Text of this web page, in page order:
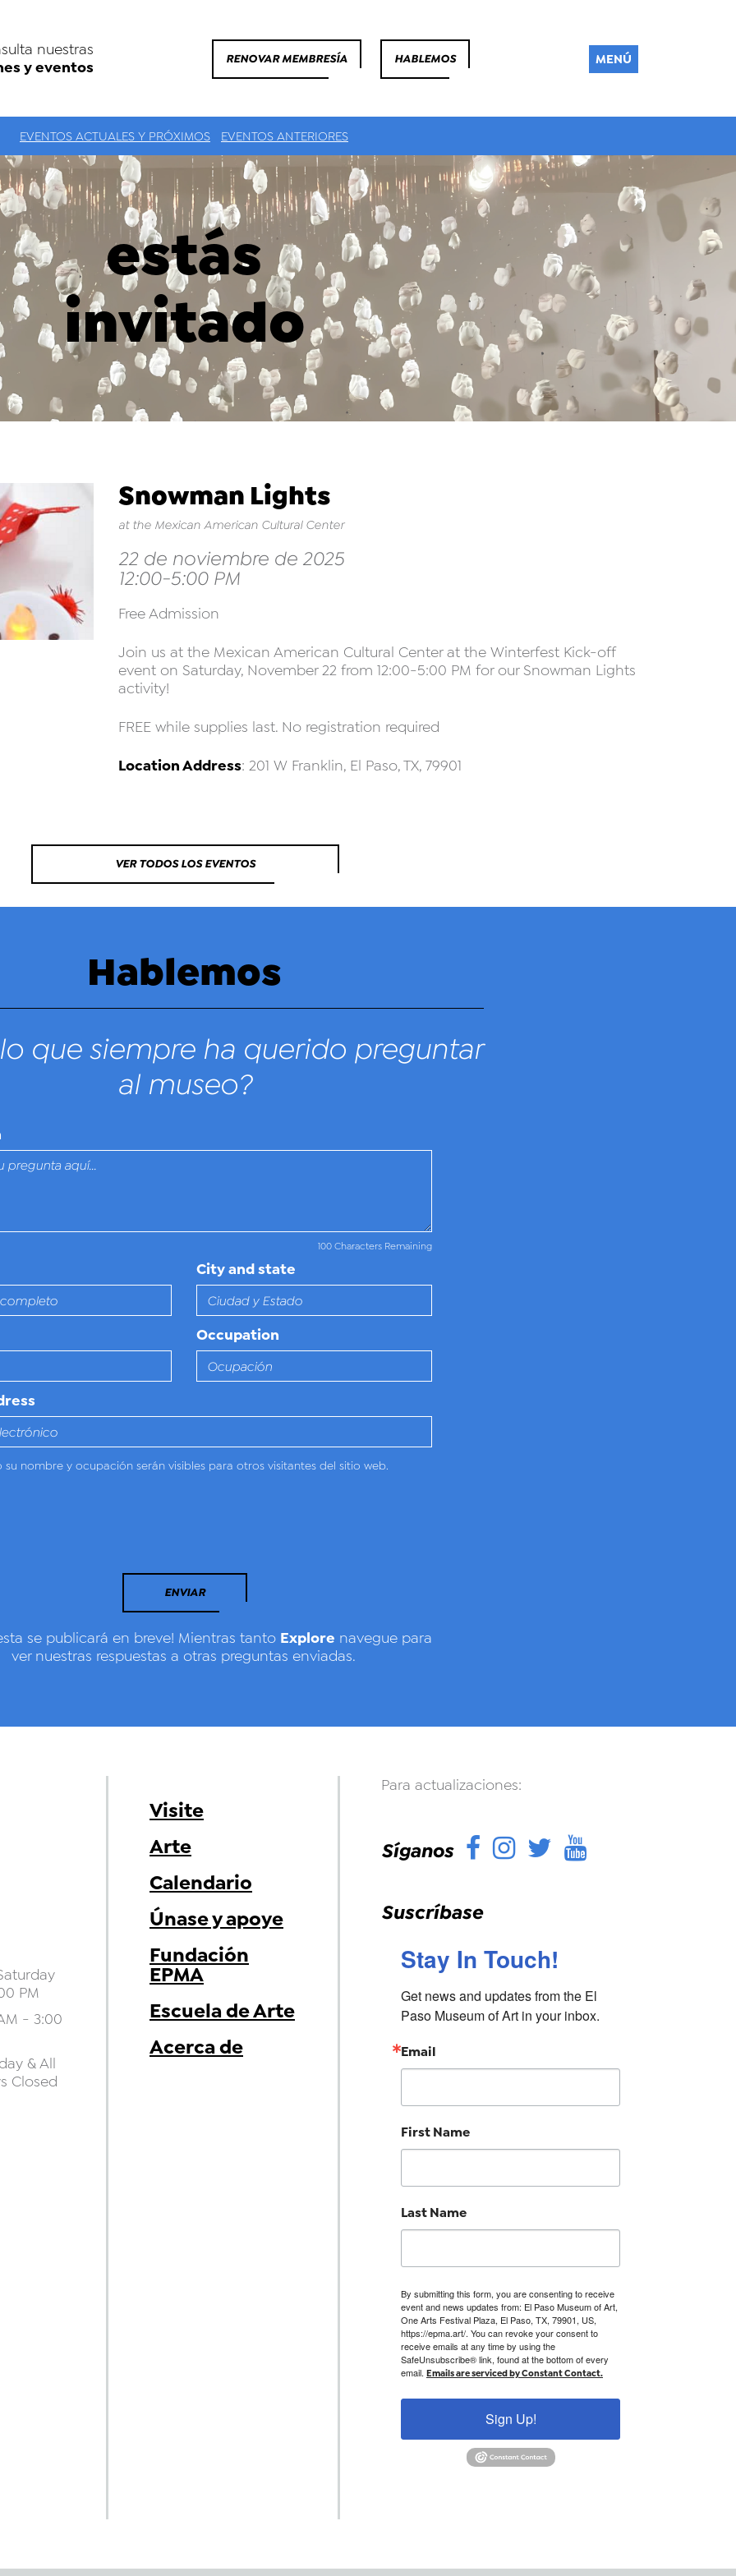
nuestras
y eventos RENOVAR MEMBRESÍA HABLEMOS MENÚ
EVENTOS ACTUALES Y PRÓXIMOS EVENTOS ANTERIORES
estás
invitado
Snowman Lights
at the Mexican American Cultural Center
22 de noviembre de 2025
12:00-5:00 PM
Free Admission
Join us at the Mexican American Cultural Center at the Winterfest Kick-off
event on Saturday, November 22 from 12:00-5:00 PM for our Snowman Lights
activity!
FREE while supplies last. No registration required
Location Address: 201 W Franklin, El Paso, TX, 79901
VER TODOS LOS EVENTOS
Hablemos
que siempre ha querido preguntar
al museo?
100 Characters Remaining
City and state
Occupation
su nombre y ocupación serán visibles para otros visitantes del sitio web.
ENVIAR
se publicará en breve! Mientras tanto Explore navegue para
ver nuestras respuestas a otras preguntas enviadas.
PM
- 3:00
& All
Closed
Visite
Arte
Calendario
Únase y apoye
Fundación
EPMA
Escuela de Arte
Acerca de
Para actualizaciones:
Síganos Facebook
Instagram
Twitter
YouTube
Suscríbase
Stay In Touch!
Get news and updates from the El
Paso Museum of Art in your inbox.
Email
First Name
Last Name
By submitting this form, you are consenting to receive
event and news updates from: El Paso Museum of Art,
One Arts Festival Plaza, El Paso, TX, 79901, US,
https://epma.art/. You can revoke your consent to
receive emails at any time by using the
SafeUnsubscribe® link, found at the bottom of every
email. Emails are serviced by Constant Contact.
Sign Up!